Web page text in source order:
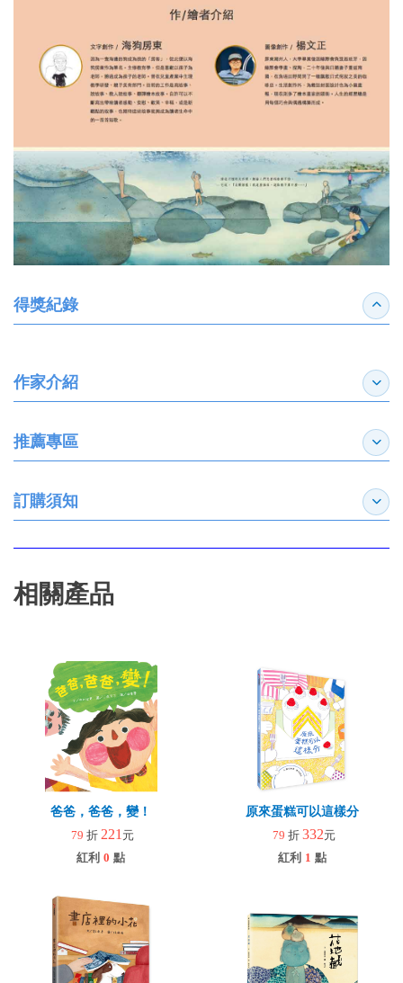
得獎紀錄 收合
作家介紹 展開
推薦專區 展開
訂購須知 展開
相關產品
爸爸，爸爸，變！
79 折 221 元
紅利 0 點
原來蛋糕可以這樣分
79 折 332元
紅利 1 點